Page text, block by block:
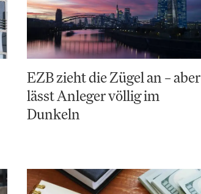
EZB zieht die Zügel an – aber
lässt Anleger völlig im
Dunkeln